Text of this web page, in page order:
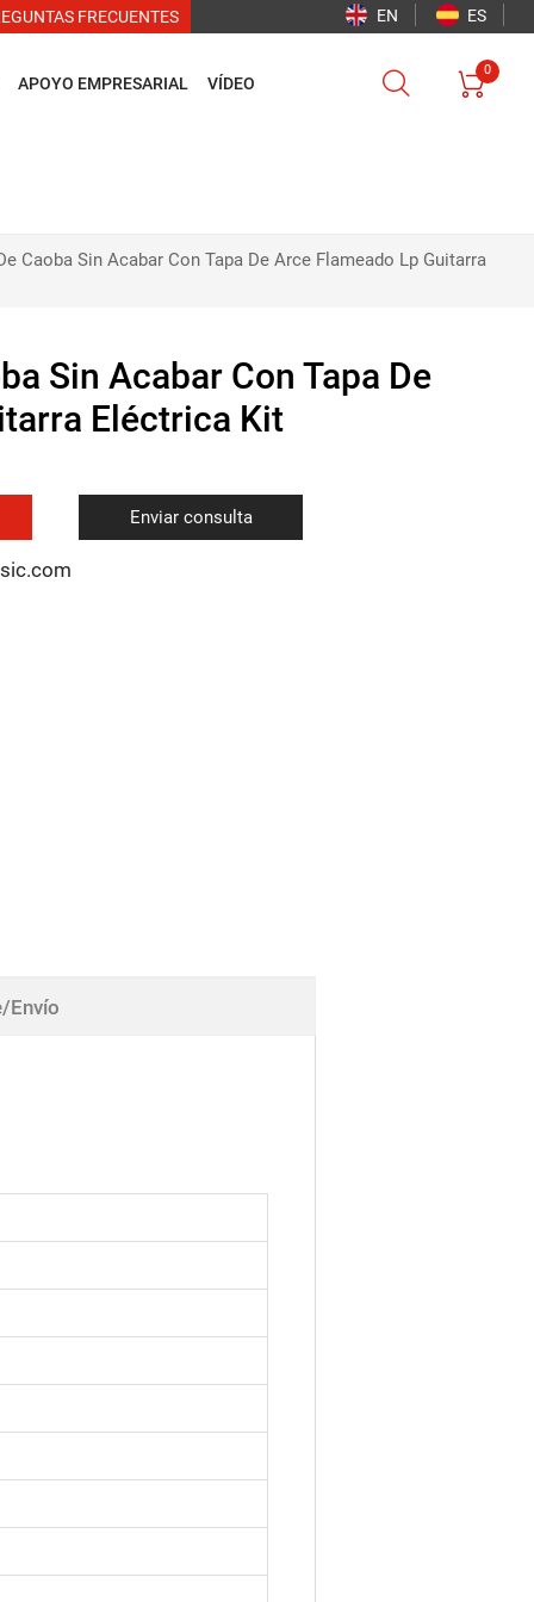
FRECUENTES EN ES
APOYO EMPRESARIAL VÍDEO  
0
Caoba Sin Acabar Con Tapa De Arce Flameado Lp Guitarra
Sin Acabar Con Tapa De
Eléctrica Kit
Enviar consulta
Envío